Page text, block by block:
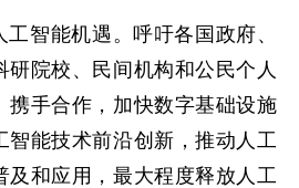
智能机遇。呼吁各国政府、
研院校、民间机构和公民个人
携手合作，加快数字基础设施
智能技术前沿创新，推动人工
及和应用，最大程度释放人工